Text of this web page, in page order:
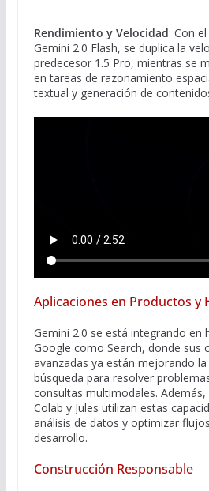
Rendimiento y Velocidad: Con
Gemini 2.0 Flash, se duplica la
predecesor 1.5 Pro, mientras se
en tareas de razonamiento
textual y generación de
Aplicaciones en Productos y
Gemini 2.0 se está integrando en
Google como Search, donde sus
avanzadas ya están mejorando la
búsqueda para resolver
consultas multimodales.
Colab y Jules utilizan estas
análisis de datos y optimizar
desarrollo.
Construcción Responsable